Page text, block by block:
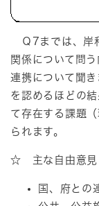
Ｑ7までは、岸
関係について問
連携について聞
を認めるほどの
て存在する課題
られます。
☆ 主な自由意見
国、府との